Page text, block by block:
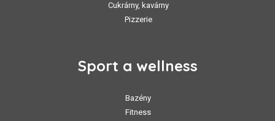
Cukrárny, kavárny
Pizzerie
Sport a wellness
Bazény
Fitness